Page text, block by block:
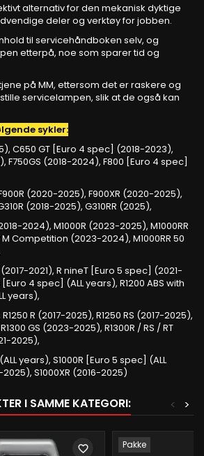
alternativ for den mekanisk dyktige
deler og verktøy for jobben.
til servicehåndboken selv, og
etterpå, noe som sparer tid og
på MM, ettersom det er raskere og
servicelampen, slik at de også kan
sykler:
C650 GT [Euro 4 spec] (2018-2023),
F750GS (2018-2024), F800 [Euro 4 spec]
(2020-2025), F900XR (2020-2025),
(2018-2025), G310RR (2025),
2024), M1000R (2023-2025), M1000RR
M Competition (2023-2024), M1000RR 50
2021), R nineT [Euro 5 spec] (2021-
[Euro 4 spec] (ALL years), R1200 ABS with
years),
R (2017-2025), R1250 RS (2017-2025),
GS (2023-2025), R1300R / RS / RT
2025),
years), S1000R [Euro 5 spec] (ALL
S1000XR (2016-2025)
I SAMME KATEGORI: >
<
favorite_border Pakke